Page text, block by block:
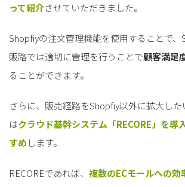
って紹介させていただきました。
Shopfiyの注文管理機能を使用することで、
販路では適切に管理を行うことで顧客満足
ることができます。
さらに、販売経路をShopfiy以外に拡大し
はクラウド基幹システム「RECORE」を導
すめ します。
RECOREであれば、 複数のECモールへの効